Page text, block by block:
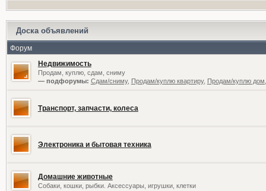
Доска объявлений
Форум
Недвижимость
Продам, куплю, сдам, сниму
— подфорумы: Сдам/сниму, Продам/куплю квартиру, Продам/куплю
Транспорт, запчасти, колеса
Электроника и бытовая техника
Домашние животные
Собаки, кошки, рыбки. Аксессуары, игрушки, клетки